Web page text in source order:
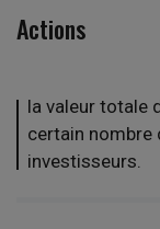
Actions
la valeur totale
certain nombre
investisseurs.